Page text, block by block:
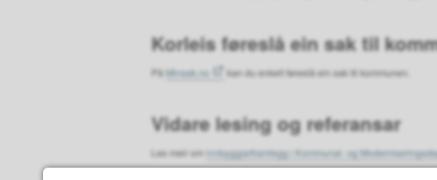
Korleis føreslå ein sak til
PåMinsak.no kan du enkelt føreslå ein sak til kommunen.
Vidare lesing og referansar
Les meir ominnbyggjarframlegg i Kommunal- og